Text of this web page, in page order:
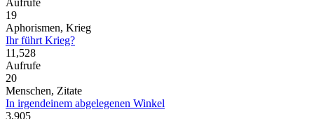
Aufrufe
19
Aphorismen, Krieg
Ihr führt Krieg?
11,528
Aufrufe
20
Menschen, Zitate
In irgendeinem abgelegenen Winkel
3,905